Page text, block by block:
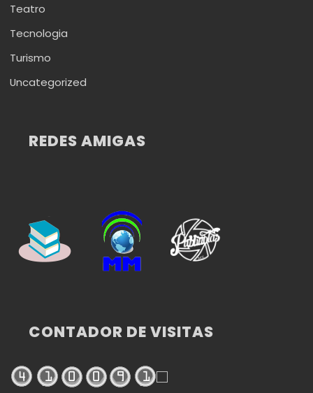
Teatro
Tecnologia
Turismo
Uncategorized
REDES AMIGAS
CONTADOR DE VISITAS